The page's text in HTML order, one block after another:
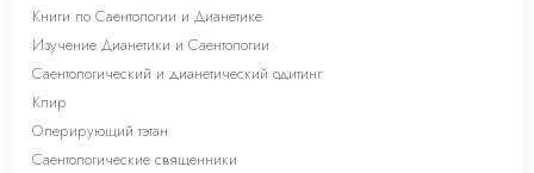
Книги по Саентологии и Дианетике
Изучение Дианетики и Саентологии
Саентологический и дианетический одитинг
Клир
Оперирующий тэтан
Саентологические священники